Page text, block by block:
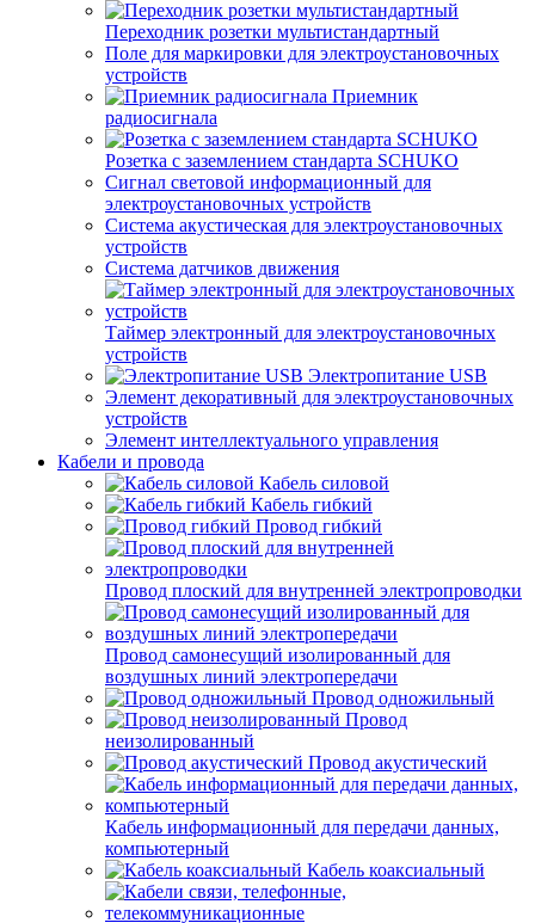
Переходник розетки мультистандартный
Поле для маркировки для электроустановочных
устройств
Приемник
радиосигнала
Розетка с заземлением стандарта SCHUKO
Сигнал световой информационный для
электроустановочных устройств
Система акустическая для электроустановочных
устройств
Система датчиков движения
Таймер электронный для электроустановочных
устройств
Электропитание USB
Элемент декоративный для электроустановочных
устройств
Элемент интеллектуального управления
Кабели и провода
Кабель силовой
Кабель гибкий
Провод гибкий
Провод плоский для внутренней электропроводки
Провод самонесущий изолированный для
воздушных линий электропередачи
Провод одножильный
Провод
неизолированный
Провод акустический
Кабель информационный для передачи данных,
компьютерный
Кабель коаксиальный